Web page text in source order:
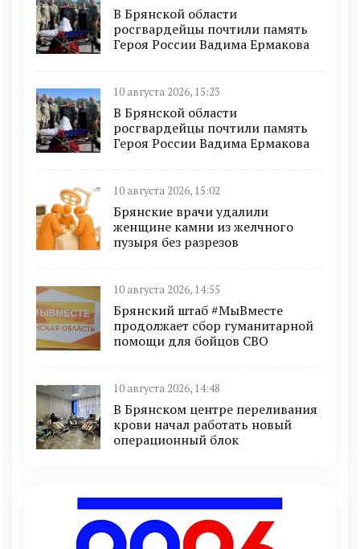
В Брянской области
росгвардейцы почтили память
Героя России Вадима Ермакова
10 августа 2026, 15:23
В Брянской области
росгвардейцы почтили память
Героя России Вадима Ермакова
10 августа 2026, 15:02
Брянские врачи удалили
женщине камни из желчного
пузыря без разрезов
10 августа 2026, 14:55
Брянский штаб #МыВместе
продолжает сбор гуманитарной
помощи для бойцов СВО
10 августа 2026, 14:48
В Брянском центре переливания
крови начал работать новый
операционный блок